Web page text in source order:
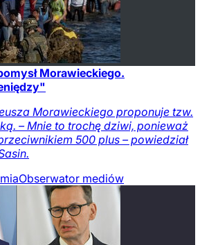
Morawieckiego.
Morawieckiego proponuje tzw.
– Mnie to trochę dziwi, ponieważ
500 plus – powiedział
Obserwator mediów